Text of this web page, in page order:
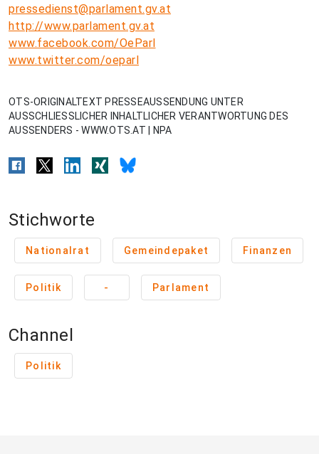
pressedienst@parlament.gv.at
http://www.parlament.gv.at
www.facebook.com/OeParl
www.twitter.com/oeparl
OTS-ORIGINALTEXT PRESSEAUSSENDUNG UNTER
AUSSCHLIESSLICHER INHALTLICHER VERANTWORTUNG DES
AUSSENDERS - WWW.OTS.AT | NPA
Stichworte
Nationalrat Gemeindepaket Finanzen
Politik - Parlament
Channel
Politik